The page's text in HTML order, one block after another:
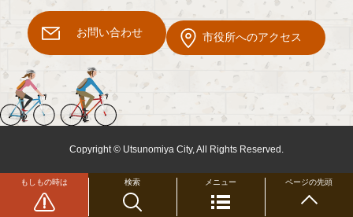
検索
もしもの時は メニュー ページの先頭
お問い合わせ 市役所へのアクセス
Copyright © Utsunomiya City, All Rights Reserved.